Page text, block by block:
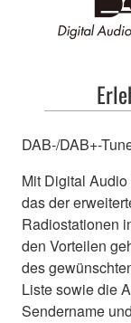
DAB-/DAB+-
Mit Digital
das der
Radiostationen
den Vorteilen
des
Liste sowie die
Sendername